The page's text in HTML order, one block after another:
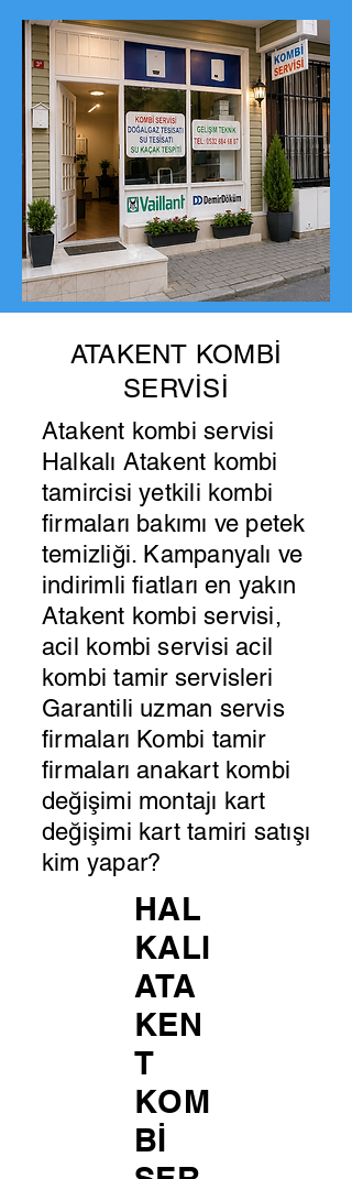
ATAKENT KOMBİ
SERVİSİ
Atakent kombi servisi
Halkalı Atakent kombi
tamircisi yetkili kombi
firmaları bakımı ve petek
temizliği. Kampanyalı ve
indirimli fiatları en yakın
Atakent kombi servisi,
acil kombi servisi acil
kombi tamir servisleri
Garantili uzman servis
firmaları Kombi tamir
firmaları anakart kombi
değişimi montajı kart
değişimi kart tamiri satışı
kim yapar?
HAL
KALI
ATA
KEN
T
KOM
Bİ